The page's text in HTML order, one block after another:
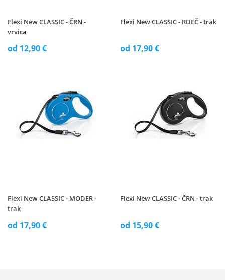
Flexi New CLASSIC - ČRN -
vrvica
od 12,90 €
Flexi New CLASSIC - RDEČ - trak
od 17,90 €
Flexi New CLASSIC - MODER -
trak
od 17,90 €
Flexi New CLASSIC - ČRN - trak
od 15,90 €